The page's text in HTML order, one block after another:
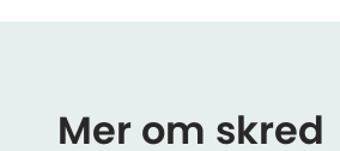
Mer om skred